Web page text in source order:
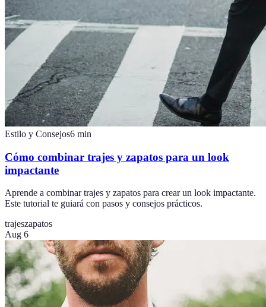
Estilo y Consejos6 min
Cómo combinar trajes y zapatos para un look
impactante
Aprende a combinar trajes y zapatos para crear un look impactante.
Este tutorial te guiará con pasos y consejos prácticos.
trajeszapatos
Aug 6